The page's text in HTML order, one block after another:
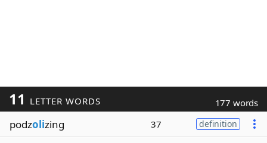
11 LETTER WORDS 177 words
podzolizing 37 definition